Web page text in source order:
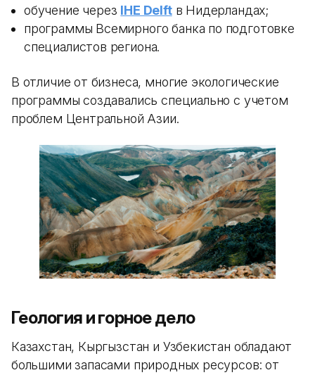
обучение через IHE Delftв Нидерландах;
программы Всемирного банка по подготовке
специалистов региона.
В отличие от бизнеса, многие экологические
программы создавались специально с учетом
проблем Центральной Азии.
Геология и горное дело
Казахстан, Кыргызстан и Узбекистан обладают
большими запасами природных ресурсов: от